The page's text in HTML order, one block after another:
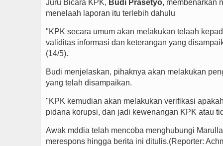
Juru Bicara KPK, Budi Prasetyo, membenarkan
menelaah laporan itu terlebih dahulu
"KPK secara umum akan melakukan telaah
validitas informasi dan keterangan yang
(14/5).
Budi menjelaskan, pihaknya akan melakukan
yang telah disampaikan.
"KPK kemudian akan melakukan verifikasi
pidana korupsi, dan jadi kewenangan KPK atau
Awak mddia telah mencoba menghubungi
merespons hingga berita ini ditulis.(Reporter: